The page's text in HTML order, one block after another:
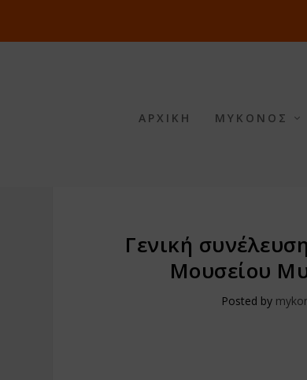
ΑΡΧΙΚΗ ΜΥΚΟΝΟΣ
Γενική
Μουσείου
Posted by